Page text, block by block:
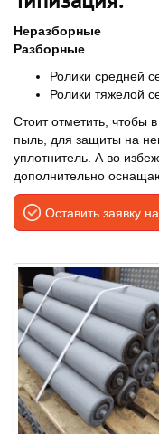
Неразборные
Разборные
Ролики средней
Ролики тяжелой
Стоит отметить, чтобы
пыль, для защиты на
уплотнитель. А во
дополнительно
Оставить заявку